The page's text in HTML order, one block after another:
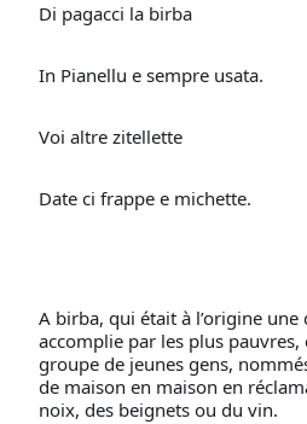
Di pagacci la birba
In Pianellu e sempre usata.
Voi altre zitellette
Date ci frappe e michette.
A birba, qui était à l’origine
accomplie par les plus
groupe de jeunes gens,
de maison en maison en
noix, des beignets ou du vin.